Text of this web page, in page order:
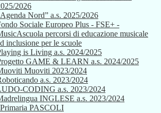
2026
Nord” a.s. 2025/2026
Sociale Europeo Plus - FSE+ -
percorsi di educazione musicale
inclusione per le scuole
is Living a.s. 2024/2025
GAME & LEARN a.s. 2024/2025
Muoviti 2023/2024
a.s. 2023/2024
CODING a.s. 2023/2024
INGLESE a.s. 2023/2024
PASCOLI